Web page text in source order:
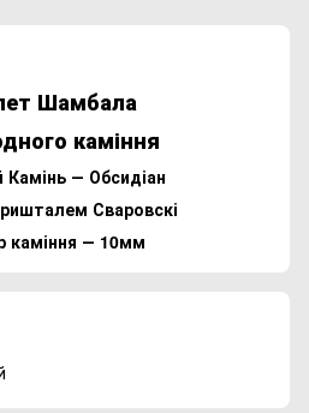
Шамбала
каміння
Камінь ― Обсидіан
Сваровскі
каміння ― 10мм